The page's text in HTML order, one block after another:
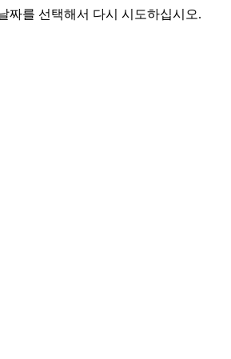
짜를 선택해서 다시 시도하십시오.